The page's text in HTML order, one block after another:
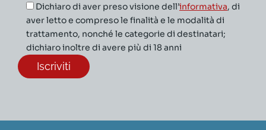
Dichiaro di aver preso visione dell’informativa, di
aver letto e compreso le finalità e le modalità di
trattamento, nonché le categorie di destinatari;
dichiaro inoltre di avere più di 18 anni